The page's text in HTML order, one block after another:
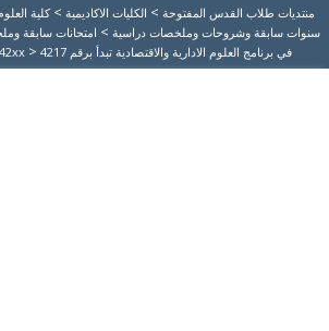
منتديات طلاب القدس المفتوحة > الكليات الاكاديمية > كلية العلوم
سنوات سابقة وشروحات وملخصات دراسية > امتحانات سابقة
في برنامج العلوم الادارية والاقتصادية تبدأ برقم 42xx
> 4217 الاقتصاد التحليلي الكلي